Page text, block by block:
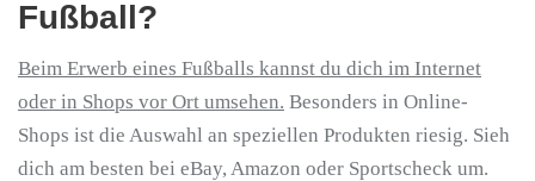
Fußball?
Beim Erwerb eines Fußballs kannst du dich im Internet
oder in Shops vor Ort umsehen. Besonders in Online-
Shops ist die Auswahl an speziellen Produkten riesig. Sieh
dich am besten bei eBay, Amazon oder Sportscheck um.